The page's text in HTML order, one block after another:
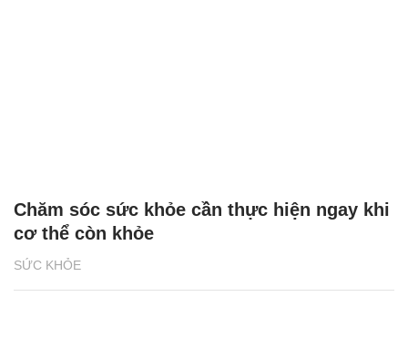
SỨC KHỎE
Chăm sóc sức khỏe cần thực hiện ngay khi
cơ thể còn khỏe